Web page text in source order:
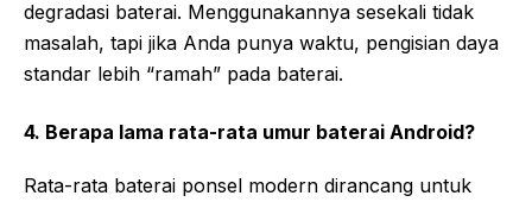
degradasi baterai. Menggunakannya sesekali tidak
masalah, tapi jika Anda punya waktu, pengisian daya
standar lebih “ramah” pada baterai.
4. Berapa lama rata-rata umur baterai Android?
Rata-rata baterai ponsel modern dirancang untuk